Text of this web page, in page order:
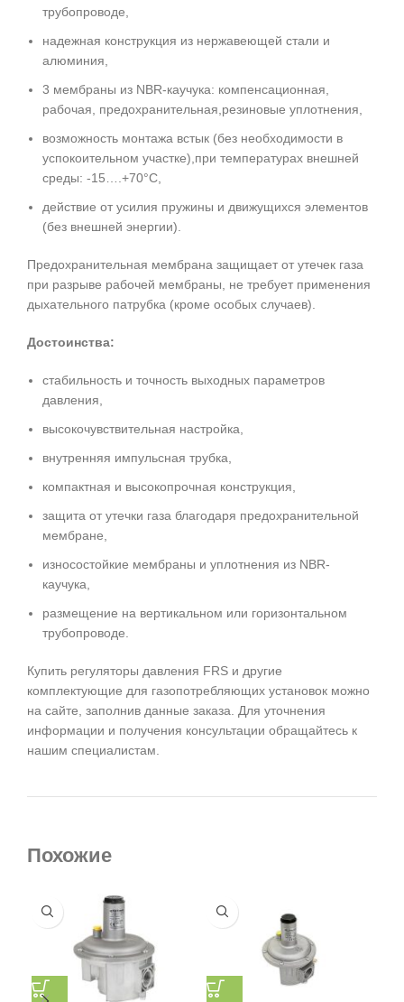
трубопроводе,
надежная конструкция из нержавеющей стали и
алюминия,
3 мембраны из NBR-каучука: компенсационная,
рабочая, предохранительная,резиновые уплотнения,
возможность монтажа встык (без необходимости в
успокоительном участке),при температурах внешней
среды: -15….+70°C,
действие от усилия пружины и движущихся элементов
(без внешней энергии).
Предохранительная мембрана защищает от утечек газа
при разрыве рабочей мембраны, не требует применения
дыхательного патрубка (кроме особых случаев).
Достоинства:
стабильность и точность выходных параметров
давления,
высокочувствительная настройка,
внутренняя импульсная трубка,
компактная и высокопрочная конструкция,
защита от утечки газа благодаря предохранительной
мембране,
износостойкие мембраны и уплотнения из NBR-
каучука,
размещение на вертикальном или горизонтальном
трубопроводе.
Купить регуляторы давления FRS и другие
комплектующие для газопотребляющих установок можно
на сайте, заполнив данные заказа. Для уточнения
информации и получения консультации обращайтесь к
нашим специалистам.
Похожие